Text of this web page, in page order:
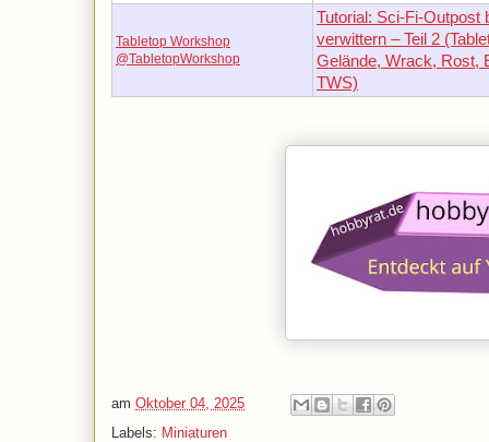
Tabletop Workshop
@TabletopWorkshop
Tutorial: Sci-Fi-Outpost
verwittern – Teil 2
Gelände, Wrack, Rost,
TWS)
am Oktober 04, 2025
Labels: Miniaturen